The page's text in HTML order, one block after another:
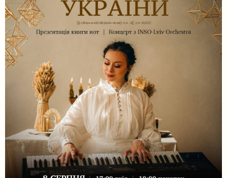
Пошук на сайті
Шукати